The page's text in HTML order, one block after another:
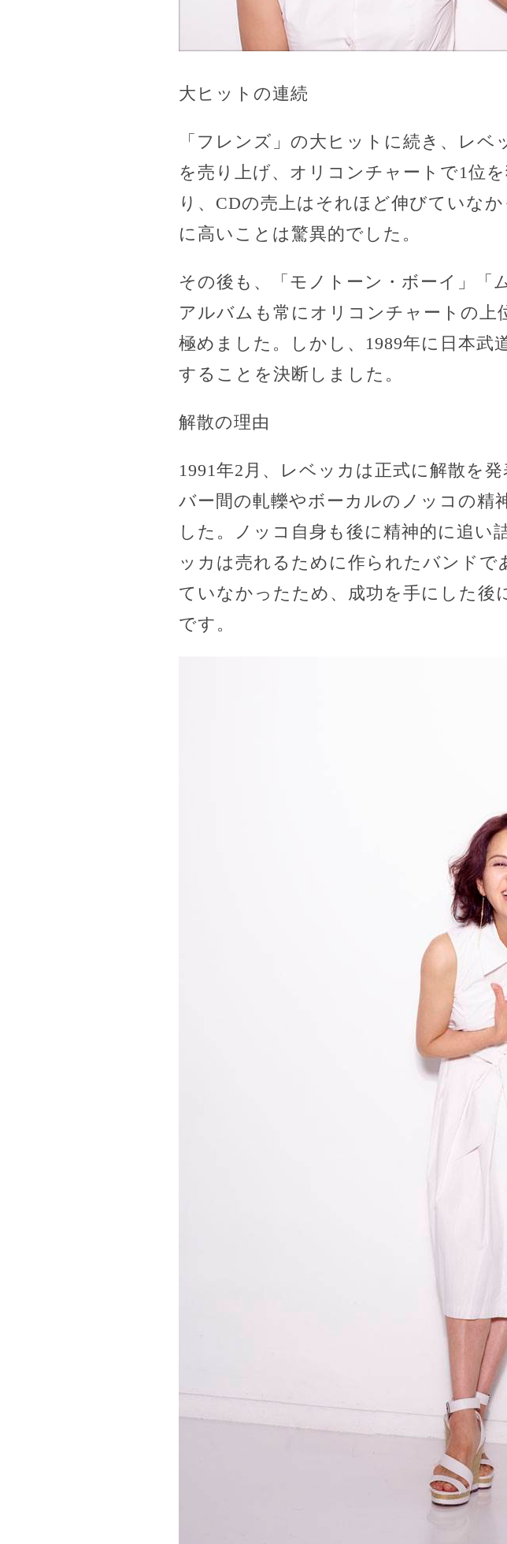
大ヒットの連続
「フレンズ」の大ヒットに続き、レ
を売り上げ、オリコンチャートで1位
り、CDの売上はそれほど伸びていな
に高いことは驚異的でした。
その後も、「モノトーン・ボーイ」「
アルバムも常にオリコンチャートの
極めました。しかし、1989年に日本
することを決断しました。
解散の理由
1991年2月、レベッカは正式に解散を
バー間の軋轢やボーカルのノッコの精
した。ノッコ自身も後に精神的に追
ッカは売れるために作られたバンドで
ていなかったため、成功を手にした後
です。